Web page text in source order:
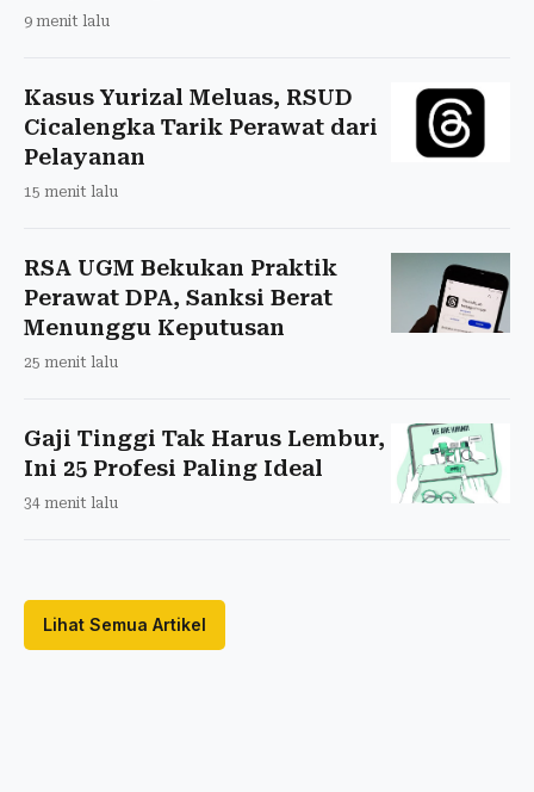
9 menit lalu
Kasus Yurizal Meluas, RSUD
Cicalengka Tarik Perawat dari
Pelayanan
15 menit lalu
RSA UGM Bekukan Praktik
Perawat DPA, Sanksi Berat
Menunggu Keputusan
25 menit lalu
Gaji Tinggi Tak Harus Lembur,
Ini 25 Profesi Paling Ideal
34 menit lalu
Lihat Semua Artikel